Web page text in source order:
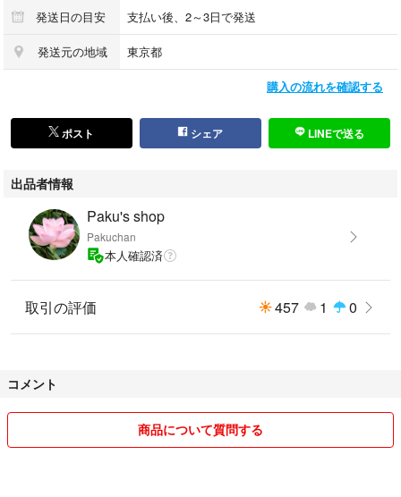
発送日の目安 支払い後、2～3日で発送
発送元の地域 東京都
購入の流れを確認する
ポスト シェア LINEで送る
出品者情報
Paku's shop
Pakuchan
本人確認済
取引の評価 457 1 0
コメント
商品について質問する